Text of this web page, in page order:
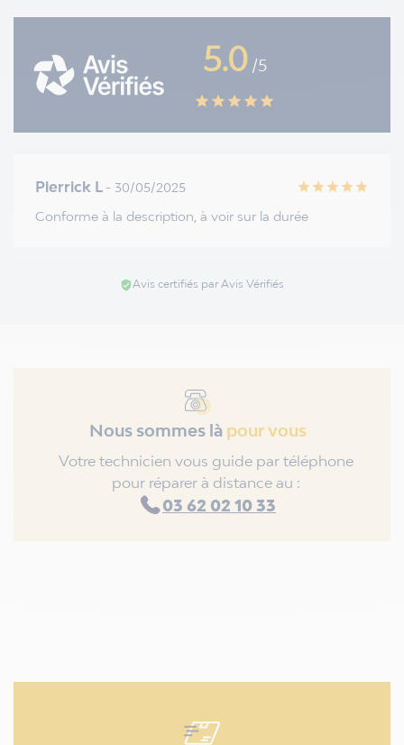
5.0 /5
star star star star star
Pierrick L - 30/05/2025 star star star star star
Conforme à la description, à voir sur la durée
verified_userAvis certifiés par Avis Vérifiés
Nous sommes là pour vous
Votre technicien vous guide par téléphone
pour réparer à distance au :
03 62 02 10 33